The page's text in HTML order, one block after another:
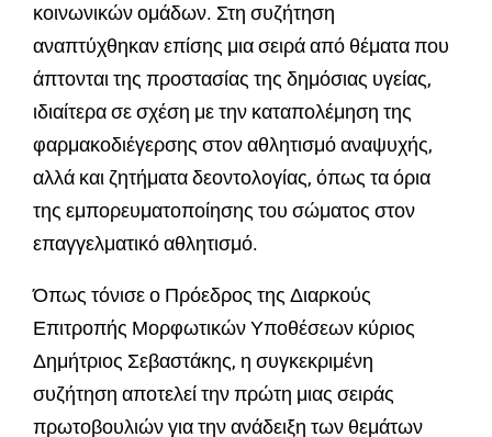
κοινωνικών ομάδων. Στη συζήτηση
αναπτύχθηκαν επίσης μια σειρά από θέματα που
άπτονται της προστασίας της δημόσιας υγείας,
ιδιαίτερα σε σχέση με την καταπολέμηση της
φαρμακοδιέγερσης στον αθλητισμό αναψυχής,
αλλά και ζητήματα δεοντολογίας, όπως τα όρια
της εμπορευματοποίησης του σώματος στον
επαγγελματικό αθλητισμό.
Όπως τόνισε ο Πρόεδρος της Διαρκούς
Επιτροπής Μορφωτικών Υποθέσεων κύριος
Δημήτριος Σεβαστάκης, η συγκεκριμένη
συζήτηση αποτελεί την πρώτη μιας σειράς
πρωτοβουλιών για την ανάδειξη των θεμάτων